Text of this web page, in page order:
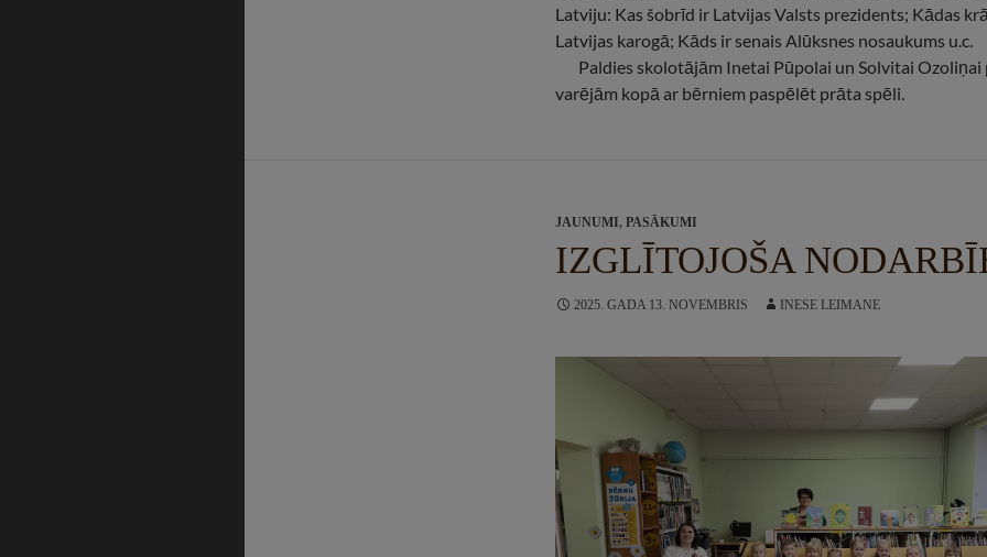
Latviju: Kas šobrīd ir Latvijas Valsts prezidents; Kādas
Latvijas karogā; Kāds ir senais Alūksnes nosaukums u.c.
Paldies skolotājām Inetai Pūpolai un Solvitai Ozoliņai
varējām kopā ar bērniem paspēlēt prāta spēli.
JAUNUMI, PASĀKUMI
IZGLĪTOJOŠA
2025. GADA 13. NOVEMBRIS INESE LEIMANE